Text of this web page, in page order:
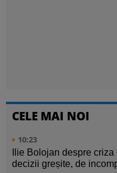
CELE MAI NOI
10:23
Ilie Bolojan despre
decizii greșite, de